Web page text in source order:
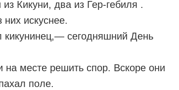
Кикуни, два из Гер-гебиля .
искуснее.
сегодняшний День
месте решить спор. Вскоре они
поле.